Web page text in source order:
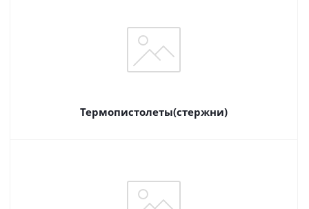
Термопистолеты(стержни)